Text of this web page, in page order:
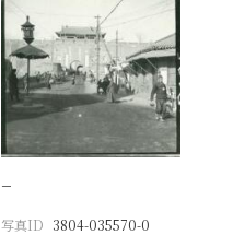
−
写真ID 3804-035570-0